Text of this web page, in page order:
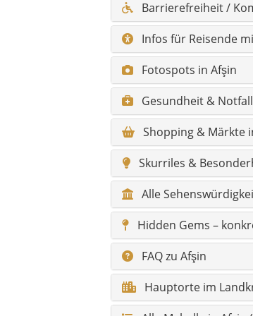
Barrierefreiheit /
Infos für Reisende
Fotospots in Afşin
Gesundheit & Notfall
Shopping & Märkte
Skurriles &
Alle
Hidden Gems –
FAQ zu Afşin
Hauptorte im